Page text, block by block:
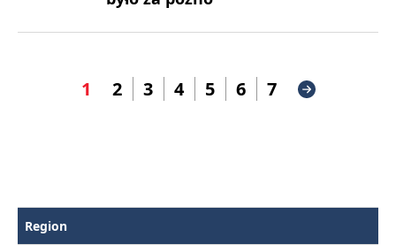
1 2 3 4 5 6 7
Region